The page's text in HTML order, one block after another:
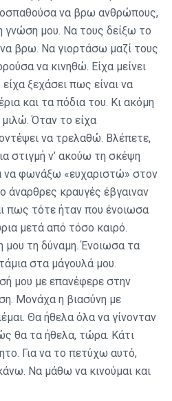
να βρω ανθρώπους,
γνώση μου. Να τους δείξω το
βρω. Να γιορτάσω μαζί τους
να κινηθώ. Είχα μείνει
ξεχάσει πως είναι να
και τα πόδια του. Κι ακόμη
μιλώ. Όταν το είχα
να τρελαθώ. Βλέπετε,
στιγμή ν’ ακούω τη σκέψη
να φωνάξω «ευχαριστώ» στον
άναρθρες κραυγές έβγαιναν
πως τότε ήταν που ένοιωσα
μετά από τόσο καιρό.
τη δύναμη. Ένοιωσα τα
στα μάγουλά μου.
μου με επανέφερε στην
Μονάχα η βιασύνη με
Θα ήθελα όλα να γίνονταν
θα τα ήθελα, τώρα. Κάτι
Για να το πετύχω αυτό,
Να μάθω να κινούμαι και